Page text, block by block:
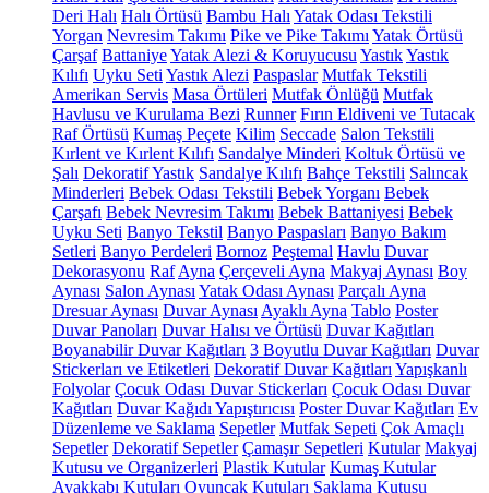
Deri Halı Halı Örtüsü Bambu Halı Yatak Odası Tekstili
Yorgan Nevresim Takımı Pike ve Pike Takımı Yatak Örtüsü
Çarşaf BattaniyeYatak Alezi & Koruyucusu YastıkYastık
Kılıfı Uyku Seti Yastık Alezi Paspaslar Mutfak Tekstili
Amerikan Servis Masa Örtüleri Mutfak Önlüğü Mutfak
Havlusu ve Kurulama Bezi Runner Fırın Eldiveni ve Tutacak
Raf Örtüsü Kumaş Peçete Kilim Seccade Salon Tekstili
Kırlent ve Kırlent Kılıfı Sandalye Minderi Koltuk Örtüsü ve
Şalı Dekoratif Yastık Sandalye Kılıfı Bahçe Tekstili Salıncak
Minderleri Bebek Odası Tekstili Bebek Yorganı Bebek
Çarşafı Bebek Nevresim Takımı Bebek Battaniyesi Bebek
Uyku Seti Banyo Tekstil Banyo Paspasları Banyo Bakım
Setleri Banyo Perdeleri Bornoz Peştemal Havlu Duvar
Dekorasyonu Raf Ayna Çerçeveli Ayna Makyaj Aynası Boy
Aynası Salon Aynası Yatak Odası Aynası Parçalı Ayna
Dresuar Aynası Duvar Aynası Ayaklı Ayna Tablo Poster
Duvar Panoları Duvar Halısı ve Örtüsü Duvar Kağıtları
Boyanabilir Duvar Kağıtları 3 Boyutlu Duvar Kağıtları Duvar
Stickerları ve Etiketleri Dekoratif Duvar Kağıtları Yapışkanlı
Folyolar Çocuk Odası Duvar Stickerları Çocuk Odası Duvar
Kağıtları Duvar Kağıdı Yapıştırıcısı Poster Duvar Kağıtları Ev
Düzenleme ve Saklama Sepetler Mutfak Sepeti Çok Amaçlı
Sepetler Dekoratif Sepetler Çamaşır Sepetleri Kutular Makyaj
Kutusu ve Organizerleri Plastik Kutular Kumaş Kutular
Ayakkabı Kutuları Oyuncak Kutuları Saklama Kutusu